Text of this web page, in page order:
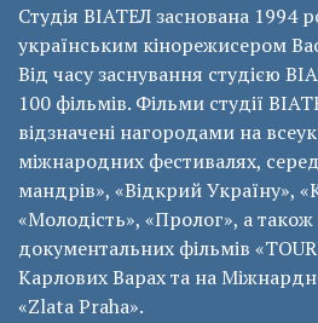
Студія ВІАТЕЛ заснована 1994
українським кінорежисером
Від часу заснування студією
100 фільмів. Фільми студії
відзначені нагородами на
міжнародних фестивалях,
мандрів», «Відкрий Україну»,
«Молодість», «Пролог», а також
документальних фільмів
Карлових Варах та на
«Zlata Praha».